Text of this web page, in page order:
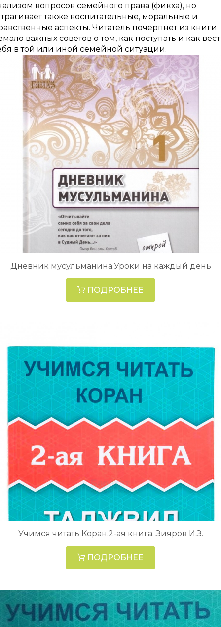
вопросов семейного права (фикха), но
также воспитательные, моральные и
аспекты. Читатель почерпнет из книги
важных советов о том, как поступать и как
в той или иной семейной ситуации.
Дневник мусульманина.Уроки на каждый день
ПОДРОБНЕЕ
Учимся читать Коран.2-ая книга. Зияров И.З.
ПОДРОБНЕЕ